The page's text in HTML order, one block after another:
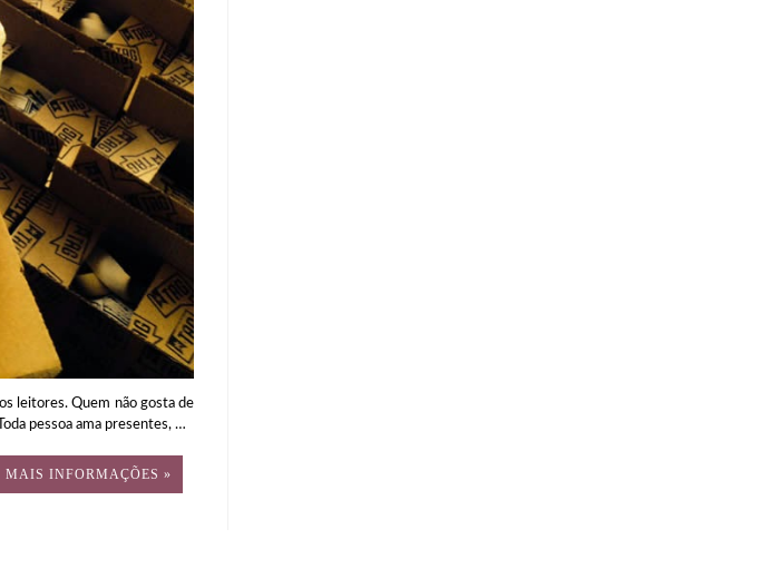
Quem não gosta de
pessoa ama presentes, …
MAIS INFORMAÇÕES »